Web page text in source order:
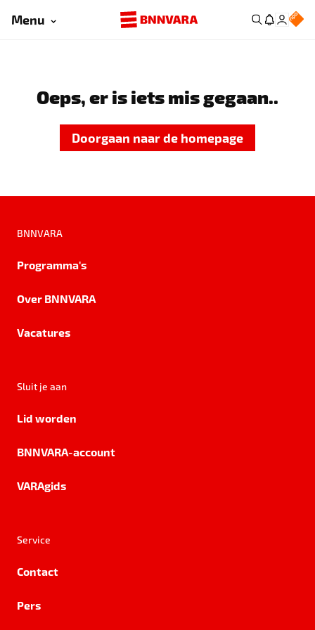
Menu
Oeps, er is iets mis gegaan..
Doorgaan naar de homepage
BNNVARA
Programma's
Over BNNVARA
Vacatures
Sluit je aan
Lid worden
BNNVARA-account
VARAgids
Service
Contact
Pers